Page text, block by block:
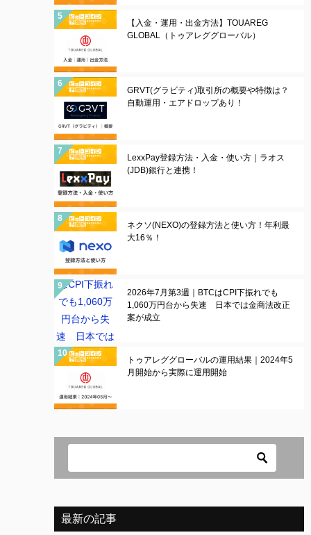
【入金・運用・出金方法】TOUAREG
GLOBAL（トゥアレググローバル）
GRVT(グラビティ)取引所の概要や特徴は？
自動運用・エアドロップあり！
LexxPay登録方法・入金・使い方｜ラオス
(JDB)銀行と連携！
ネクソ(NEXO)の登録方法と使い方！年利最
大16％！
2026年7月第3週｜BTCはCPI下振れでも
1,060万円台から失速 日本では金商法改正
案が成立
トゥアレググローバルの運用結果｜2024年5
月開始から実際に運用開始
最新の記事